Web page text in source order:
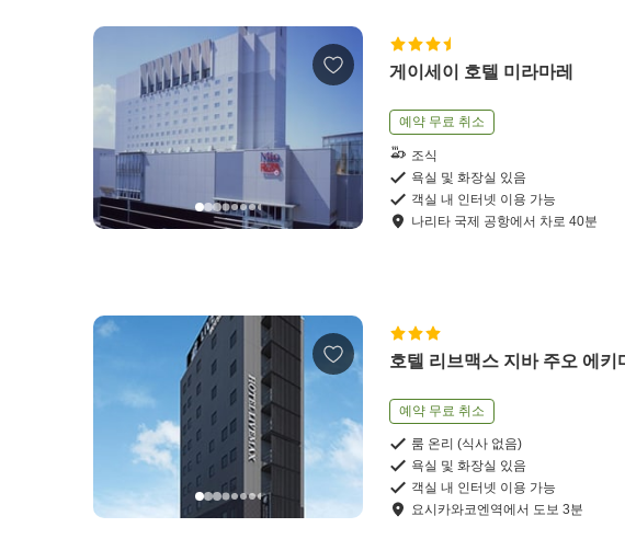
게이세이 호텔 미라마레
예약 무료 취소
조식
욕실 및 화장실 있음
객실 내 인터넷 이용 가능
나리타 국제 공항에서 차로 40분
호텔 리브맥스 지바 주오 에키
예약 무료 취소
룸 온리 (식사 없음)
욕실 및 화장실 있음
객실 내 인터넷 이용 가능
요시카와코엔역에서 도보 3분